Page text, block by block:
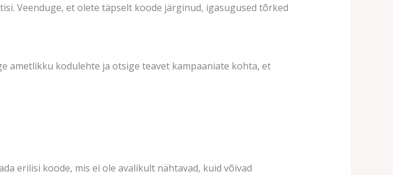
Veenduge, et olete täpselt koode järginud, igasugused tõrked
ametlikku kodulehte ja otsige teavet kampaaniate kohta, et
erilisi koode, mis ei ole avalikult nähtavad, kuid võivad